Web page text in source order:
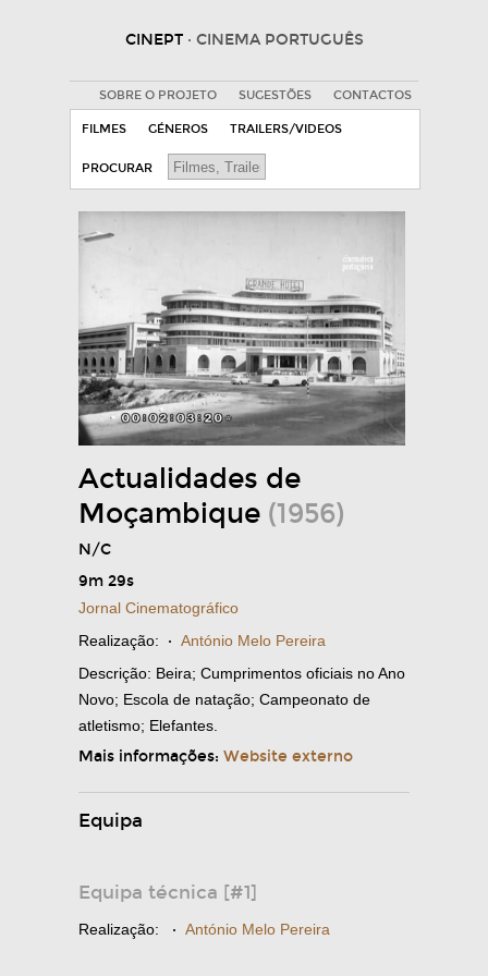
CINEPT · CINEMA PORTUGUÊS
SOBRE O PROJETO SUGESTÕES CONTACTOS
FILMES GÉNEROS TRAILERS/VIDEOS
PROCURAR
Actualidades de
Moçambique (1956)
N/C
9m 29s
Jornal Cinematográfico
Realização: · António Melo Pereira
Descrição: Beira; Cumprimentos oficiais no Ano
Novo; Escola de natação; Campeonato de
atletismo; Elefantes.
Mais informações: Website externo
Equipa
Equipa técnica [#1]
Realização: · António Melo Pereira